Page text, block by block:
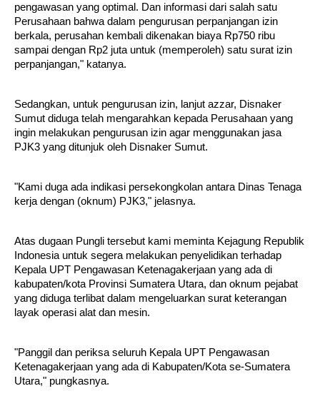
pengawasan yang optimal. Dan informasi dari salah satu
Perusahaan bahwa dalam pengurusan perpanjangan izin
berkala, perusahan kembali dikenakan biaya Rp750 ribu
sampai dengan Rp2 juta untuk (memperoleh) satu surat izin
perpanjangan," katanya.
Sedangkan, untuk pengurusan izin, lanjut azzar, Disnaker
Sumut diduga telah mengarahkan kepada Perusahaan yang
ingin melakukan pengurusan izin agar menggunakan jasa
PJK3 yang ditunjuk oleh Disnaker Sumut.
"Kami duga ada indikasi persekongkolan antara Dinas Tenaga
kerja dengan (oknum) PJK3," jelasnya.
Atas dugaan Pungli tersebut kami meminta Kejagung Republik
Indonesia untuk segera melakukan penyelidikan terhadap
Kepala UPT Pengawasan Ketenagakerjaan yang ada di
kabupaten/kota Provinsi Sumatera Utara, dan oknum pejabat
yang diduga terlibat dalam mengeluarkan surat keterangan
layak operasi alat dan mesin.
"Panggil dan periksa seluruh Kepala UPT Pengawasan
Ketenagakerjaan yang ada di Kabupaten/Kota se-Sumatera
Utara," pungkasnya.